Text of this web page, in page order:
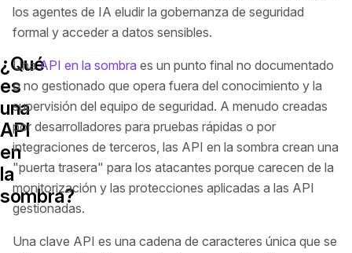
los agentes de IA eludir la gobernanza de seguridad
formal y acceder a datos sensibles.
¿Qué
es
una
API
en
la
sombra?
UnaAPI en la sombra es un punto final no documentado
o no gestionado que opera fuera del conocimiento y la
supervisión del equipo de seguridad. A menudo creadas
por desarrolladores para pruebas rápidas o por
integraciones de terceros, las API en la sombra crean una
"puerta trasera" para los atacantes porque carecen de la
monitorización y las protecciones aplicadas a las API
gestionadas.
Una clave API es una cadena de caracteres única que se